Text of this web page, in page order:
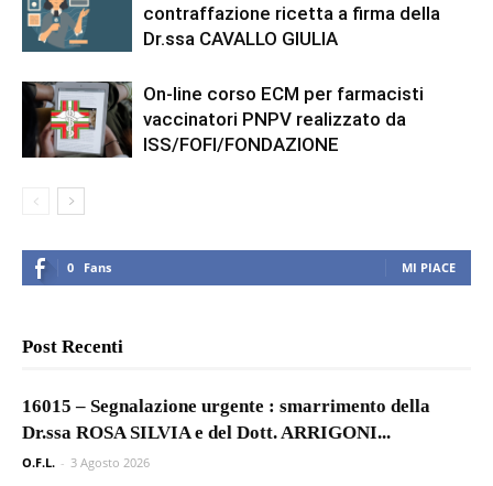
contraffazione ricetta a firma della
Dr.ssa CAVALLO GIULIA
On-line corso ECM per farmacisti
vaccinatori PNPV realizzato da
ISS/FOFI/FONDAZIONE
0 Fans MI PIACE
Post Recenti
16015 – Segnalazione urgente : smarrimento della
Dr.ssa ROSA SILVIA e del Dott. ARRIGONI...
O.F.L. - 3 Agosto 2026